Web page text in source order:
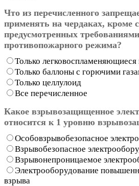
Что из перечисленного
применять на чердаках, кроме
предусмотренных
противопожарного режима?
Только
Только баллоны с горючими
Только целлулоид
Все перечисленное
Какое взрывозащищенное
относится к 1 уровню
Особовзрывобезопасное
Взрывобезопасное
Взрывонепроницаемое
Электрооборудование
взрыва